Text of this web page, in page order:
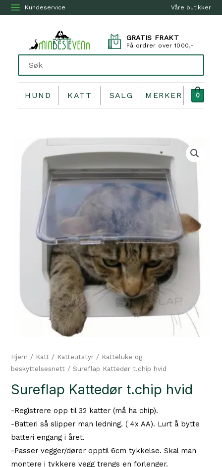
Våre butikker
Kundeservice
GRATIS FRAKT
På ordrer over 1000,-
HUND KATT SALG MERKER 0
Hjem / Katt / Katteutstyr / Katteluke og
beskyttelsesnett / Sureflap Kattedør t.chip hvid
Sureflap Kattedør t.chip hvid
-Registrere opp til 32 katter (må ha chip).
-Batteri så slipper man ledning. ( 4x AA). Lurt å bytte
batteri engang i året.
-Passer vegger/dører opptil 6cm tykkelse. Skal man
montere i tykkere vegg trengs en forlenger.